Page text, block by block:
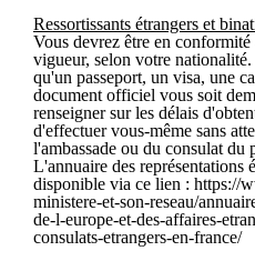
Ressortissants étrangers et
Vous devrez être en
vigueur, selon votre
qu'un passeport, un visa, une
document officiel vous soit
renseigner sur les délais
d'effectuer vous-même sans
l'ambassade ou du consulat du
L'annuaire des représentations
disponible via ce lien : https://
ministere-et-son-reseau/
de-l-europe-et-des-affaires-
consulats-etrangers-en-france/